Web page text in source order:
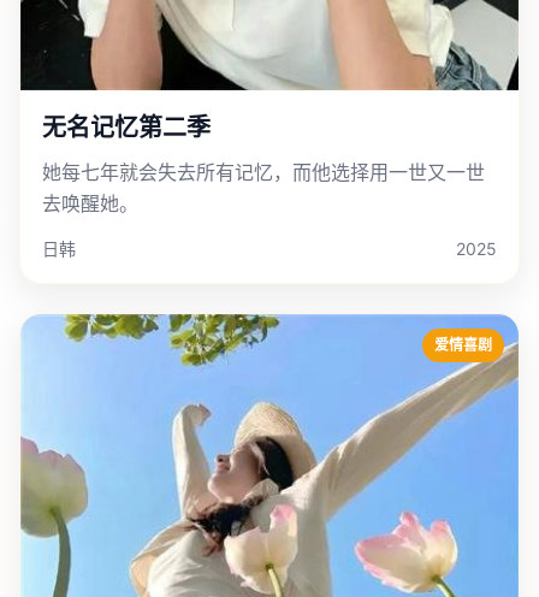
无名记忆第二季
她每七年就会失去所有记忆，而他选择用一世又一世
去唤醒她。
日韩 2025
爱情喜剧